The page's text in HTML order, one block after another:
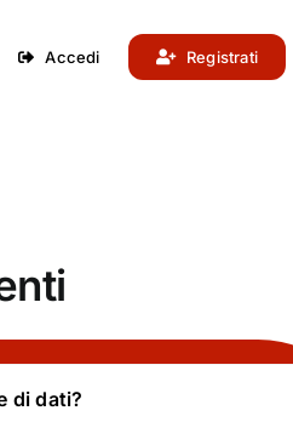
Accedi Registrati
di dati?